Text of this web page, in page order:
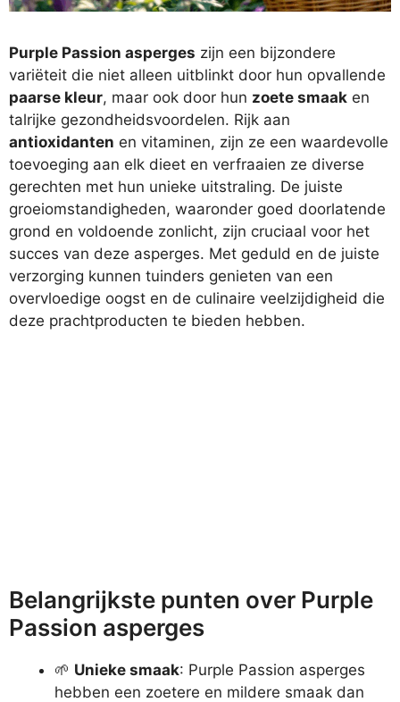
Purple Passion asperges zijn een bijzondere
variëteit die niet alleen uitblinkt door hun opvallende
paarse kleur, maar ook door hun zoete smaak en
talrijke gezondheidsvoordelen. Rijk aan
antioxidanten en vitaminen, zijn ze een waardevolle
toevoeging aan elk dieet en verfraaien ze diverse
gerechten met hun unieke uitstraling. De juiste
groeiomstandigheden, waaronder goed doorlatende
grond en voldoende zonlicht, zijn cruciaal voor het
succes van deze asperges. Met geduld en de juiste
verzorging kunnen tuinders genieten van een
overvloedige oogst en de culinaire veelzijdigheid die
deze prachtproducten te bieden hebben.
Belangrijkste punten over Purple
Passion asperges
🌱 Unieke smaak: Purple Passion asperges
hebben een zoetere en mildere smaak dan